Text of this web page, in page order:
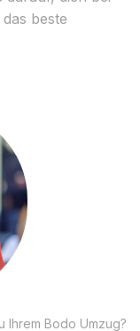
beste
Bodo Umzug?